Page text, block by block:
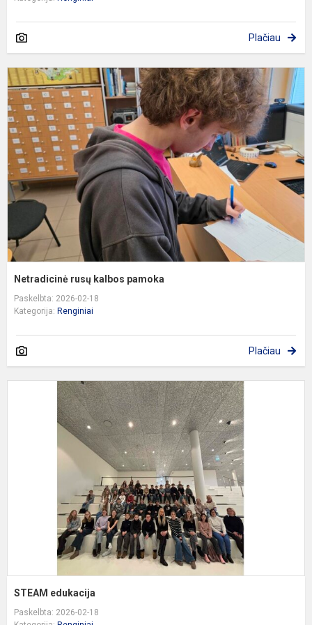
Plačiau
Netradicinė rusų kalbos pamoka
Paskelbta: 2026-02-18
Kategorija: Renginiai
Plačiau
STEAM edukacija
Paskelbta: 2026-02-18